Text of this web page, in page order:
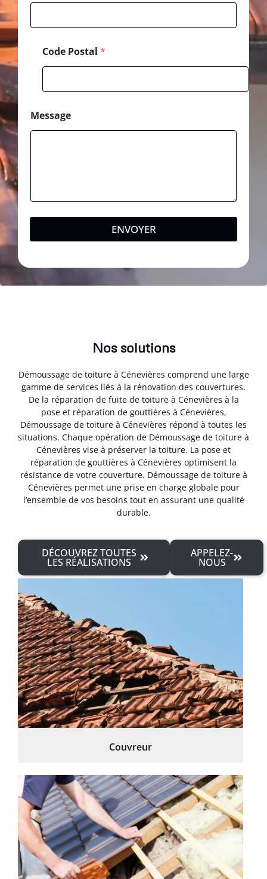
Code Postal *
Message
ENVOYER
Nos solutions
Démoussage de toiture à Cénevières comprend une large
gamme de services liés à la rénovation des couvertures.
De la réparation de fuite de toiture à Cénevières à la
pose et réparation de gouttières à Cénevières,
Démoussage de toiture à Cénevières répond à toutes les
situations. Chaque opération de Démoussage de toiture à
Cénevières vise à préserver la toiture. La pose et
réparation de gouttières à Cénevières optimisent la
résistance de votre couverture. Démoussage de toiture à
Cénevières permet une prise en charge globale pour
l’ensemble de vos besoins tout en assurant une qualité
durable.
DÉCOUVREZ TOUTES
LES RÉALISATIONS
APPELEZ-
NOUS
Couvreur